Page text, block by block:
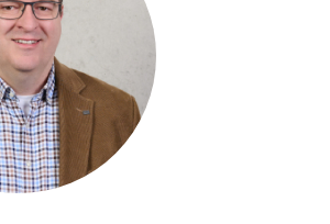
Informationen für …
Kontakt
Medien